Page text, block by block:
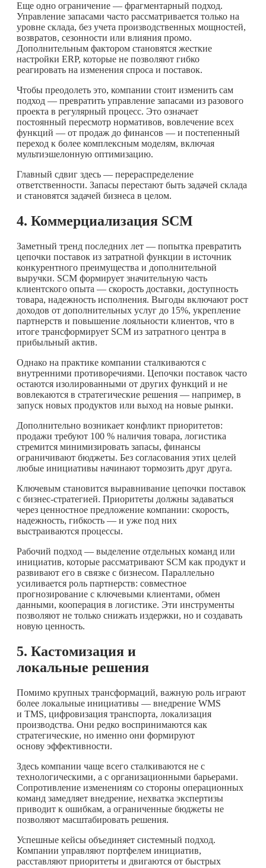
Еще одно ограничение — фрагментарный подход.
Управление запасами часто рассматривается только на
уровне склада, без учета производственных мощностей,
возвратов, сезонности или влияния промо.
Дополнительным фактором становятся жесткие
настройки ERP, которые не позволяют гибко
реагировать на изменения спроса и поставок.
Чтобы преодолеть это, компании стоит изменить сам
подход — превратить управление запасами из разового
проекта в регулярный процесс. Это означает
постоянный пересмотр нормативов, вовлечение всех
функций — от продаж до финансов — и постепенный
переход к более комплексным моделям, включая
мультиэшелонную оптимизацию.
Главный сдвиг здесь — перераспределение
ответственности. Запасы перестают быть задачей склада
и становятся задачей бизнеса в целом.
4. Коммерциализация SCM
Заметный тренд последних лет — попытка превратить
цепочки поставок из затратной функции в источник
конкурентного преимущества и дополнительной
выручки. SCM формирует значительную часть
клиентского опыта — скорость доставки, доступность
товара, надежность исполнения. Выгоды включают рост
доходов от дополнительных услуг до 15%, укрепление
партнерств и повышение лояльности клиентов, что в
итоге трансформирует SCM из затратного центра в
прибыльный актив.
Однако на практике компании сталкиваются с
внутренними противоречиями. Цепочки поставок часто
остаются изолированными от других функций и не
вовлекаются в стратегические решения — например, в
запуск новых продуктов или выход на новые рынки.
Дополнительно возникает конфликт приоритетов:
продажи требуют 100 % наличия товара, логистика
стремится минимизировать запасы, финансы
ограничивают бюджеты. Без согласования этих целей
любые инициативы начинают тормозить друг друга.
Ключевым становится выравнивание цепочки поставок
с бизнес-стратегией. Приоритеты должны задаваться
через ценностное предложение компании: скорость,
надежность, гибкость — и уже под них
выстраиваются процессы.
Рабочий подход — выделение отдельных команд или
инициатив, которые рассматривают SCM как продукт и
развивают его в связке с бизнесом. Параллельно
усиливается роль партнерств: совместное
прогнозирование с ключевыми клиентами, обмен
данными, кооперация в логистике. Эти инструменты
позволяют не только снижать издержки, но и создавать
новую ценность.
5. Кастомизация и
локальные решения
Помимо крупных трансформаций, важную роль играют
более локальные инициативы — внедрение WMS
и TMS, цифровизация транспорта, локализация
производства. Они редко воспринимаются как
стратегические, но именно они формируют
основу эффективности.
Здесь компании чаще всего сталкиваются не с
технологическими, а с организационными барьерами.
Сопротивление изменениям со стороны операционных
команд замедляет внедрение, нехватка экспертизы
приводит к ошибкам, а ограниченные бюджеты не
позволяют масштабировать решения.
Успешные кейсы объединяет системный подход.
Компании управляют портфелем инициатив,
расставляют приоритеты и двигаются от быстрых